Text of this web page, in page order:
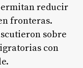
reducir
fronteras.
sobre
con